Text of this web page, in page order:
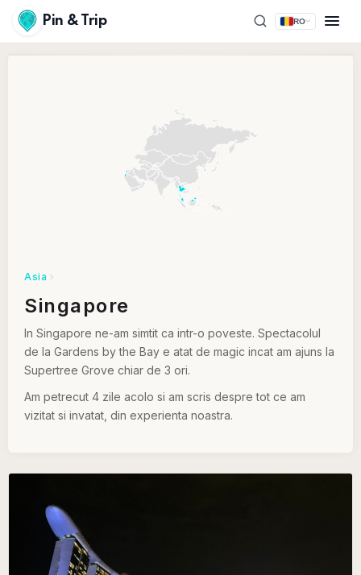
Pin & Trip RO
Asia
Singapore
In Singapore ne-am simtit ca intr-o poveste. Spectacolul
de la Gardens by the Bay e atat de magic incat am ajuns la
Supertree Grove chiar de 3 ori.
Am petrecut 4 zile acolo si am scris despre tot ce am
vizitat si invatat, din experienta noastra.